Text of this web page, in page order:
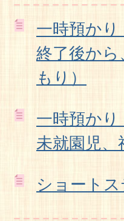
一時預かり
終了後か
もり）
一時預かり
未就園児、
ショートス